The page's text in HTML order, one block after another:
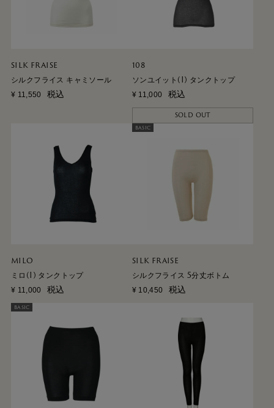
SILK FRAISE
シルクフライス キャミソール
¥ 11,550 税込
108
ソンユイット(I) タンクトップ
¥ 11,000 税込
SOLD OUT
MILO
ミロ(I) タンクトップ
¥ 11,000 税込
BASIC
SILK FRAISE
シルクフライス 5分丈ボトム
¥ 10,450 税込
BASIC